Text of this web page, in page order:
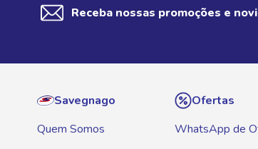
Receba nossas promoções e
Savegnago
Quem Somos
Ofertas
WhatsApp de